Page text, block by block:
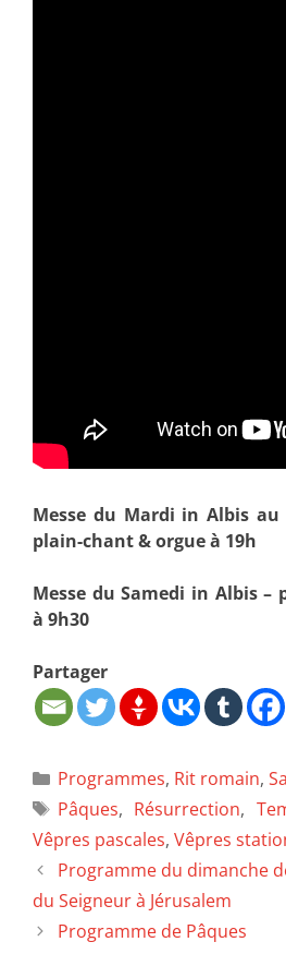
Messe du Mardi in Albis
plain-chant & orgue à 19h
Messe du Samedi in Albis –
à 9h30
Partager
Programmes, Rit romain,
Pâques, Résurrection,
Vêpres pascales, Vêpres
Programme du dimanche
du Seigneur à Jérusalem
Programme de Pâques